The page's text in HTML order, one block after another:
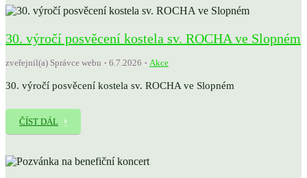
30. výročí posvěcení kostela sv. ROCHA ve Slopném
zveřejnil(a) Správce webu 6.7.2026 Akce
30. výročí posvěcení kostela sv. ROCHA ve Slopném
ČÍST DÁL